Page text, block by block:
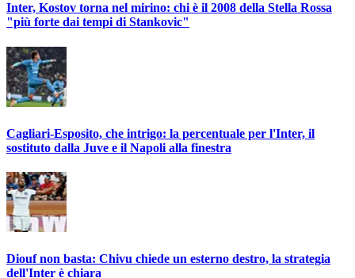
Inter, Kostov torna nel mirino: chi è il 2008 della Stella Rossa
"più forte dai tempi di Stankovic"
Cagliari-Esposito, che intrigo: la percentuale per l'Inter, il
sostituto dalla Juve e il Napoli alla finestra
Diouf non basta: Chivu chiede un esterno destro, la strategia
dell'Inter è chiara